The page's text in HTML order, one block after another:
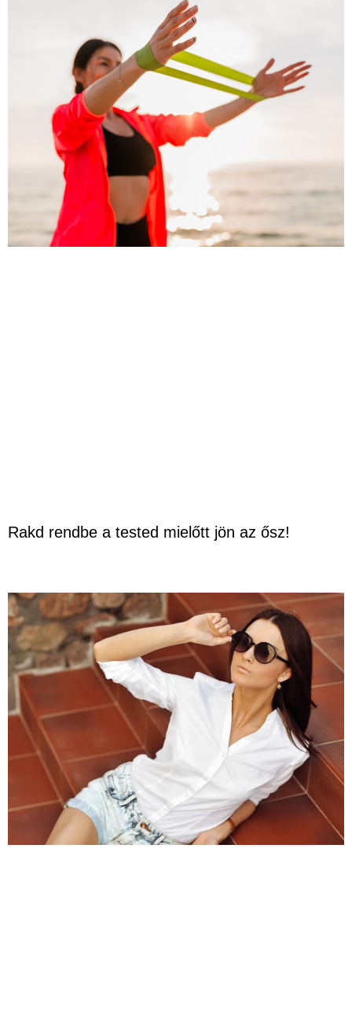
Rakd rendbe a tested mielőtt jön az ősz!